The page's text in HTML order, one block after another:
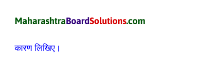
कारण लिखिए।